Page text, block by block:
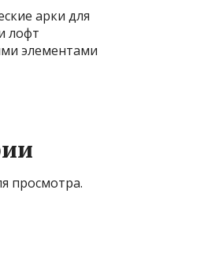
арки для
лофт
элементами
просмотра.